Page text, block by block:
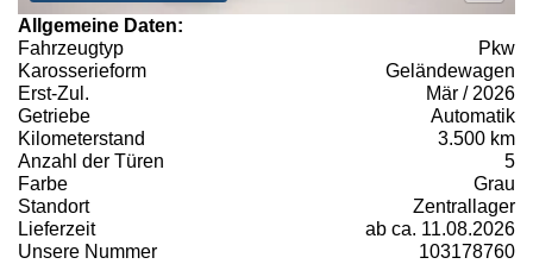
Allgemeine Daten:
Fahrzeugtyp
Pkw
Karosserieform
Geländewagen
Erst-Zul.
Mär / 2026
Getriebe
Automatik
Kilometerstand
3.500 km
Anzahl der Türen
5
Farbe
Grau
Standort
Zentrallager
Lieferzeit
ab ca. 11.08.2026
Unsere Nummer
103178760